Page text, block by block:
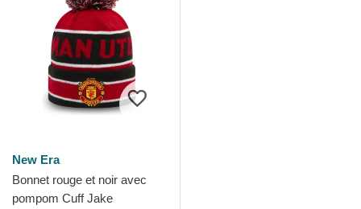
New Era
Bonnet rouge et noir avec
pompom Cuff Jake